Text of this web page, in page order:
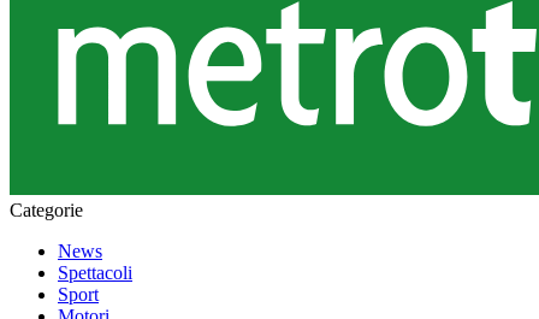
Categorie
News
Spettacoli
Sport